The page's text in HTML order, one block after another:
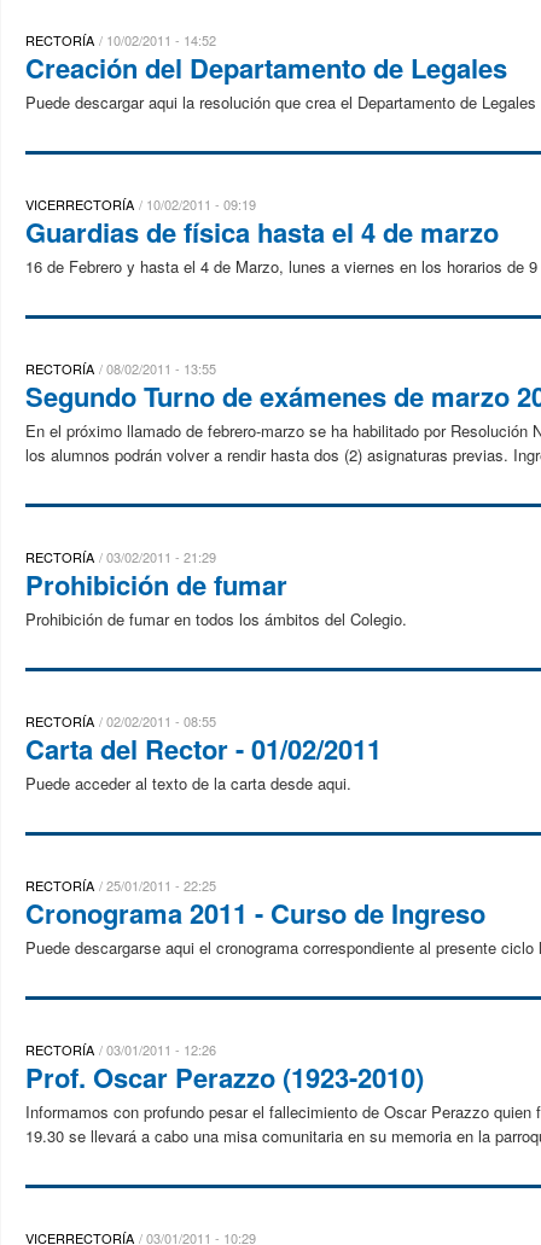
RECTORÍA 10/02/2011 - 14:52
Creación del Departamento de Legales
Puede descargar aqui la resolución que crea el Departamento de Legales
VICERRECTORÍA 10/02/2011 - 09:19
Guardias de física hasta el 4 de marzo
16 de Febrero y hasta el 4 de Marzo, lunes a viernes en los horarios de
RECTORÍA 08/02/2011 - 13:55
Segundo Turno de exámenes de marzo
En el próximo llamado de febrero-marzo se ha habilitado por
los alumnos podrán volver a rendir hasta dos (2) asignaturas previas.
RECTORÍA 03/02/2011 - 21:29
Prohibición de fumar
Prohibición de fumar en todos los ámbitos del Colegio.
RECTORÍA 02/02/2011 - 08:55
Carta del Rector - 01/02/2011
Puede acceder al texto de la carta desde aqui.
RECTORÍA 25/01/2011 - 22:25
Cronograma 2011 - Curso de Ingreso
Puede descargarse aqui el cronograma correspondiente al presente
RECTORÍA 03/01/2011 - 12:26
Prof. Oscar Perazzo (1923-2010)
Informamos con profundo pesar el fallecimiento de Oscar Perazzo
19.30 se llevará a cabo una misa comunitaria en su memoria en la
VICERRECTORÍA 03/01/2011 - 10:29